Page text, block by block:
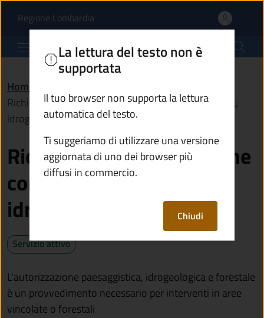
Richiedere
Regione Lombardia(apre in un'altra scheda).
Comune di Malonno
Home
Richiedere l'autorizzazione congiunta paesaggistica,
idrogeologica e forestale
Richiedere l'autorizzazione
congiunta paesaggistica,
idrogeologica e forestale
Servizio attivo
L'autorizzazione paesaggistica, idrogeologica e forestale
è un provvedimento necessario per interventi in aree
vincolate o forestali
La lettura del testo non è
supportata
Il tuo browser non supporta la lettura
automatica del testo.
Ti suggeriamo di utilizzare una versione
aggiornata di uno dei browser più
diffusi in commercio.
Chiudi